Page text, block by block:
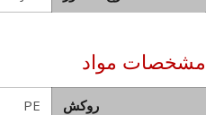
مشخصات مواد
روکش
PE